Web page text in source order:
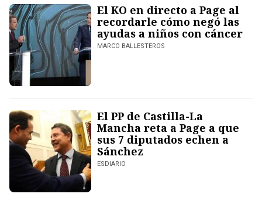
El KO en directo a Page al
recordarle cómo negó las
ayudas a niños con cáncer
MARCO BALLESTEROS
El PP de Castilla-La
Mancha reta a Page a que
sus 7 diputados echen a
Sánchez
ESDIARIO